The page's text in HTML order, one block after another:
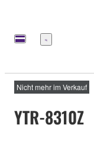
Menü
Nicht mehr im Verkauf
YTR-8310Z